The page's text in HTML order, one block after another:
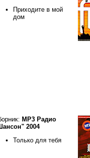
Приходите в мой
дом
МР3 Радио
2004
Только для тебя